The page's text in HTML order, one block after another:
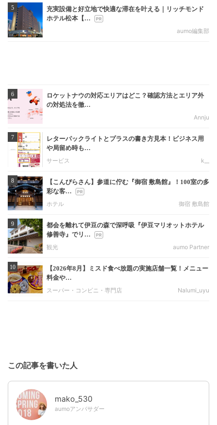
5
充実設備と好立地で快適な滞在を叶える｜リッチモンド
ホテル松本【…
aumo編集部
6
ロケットナウの対応エリアはどこ？確認方法とエリア外
の対処法を徹…
Annju
7
レターパックライトとプラスの書き方見本！ビジネス用
や局留め時も…
サービス
k__
8
【こんぴらさん】参道に佇む『御宿 敷島館』！100室の多
彩な客…
ホテル
御宿 敷島館
9
都会を離れて伊豆の森で深呼吸『伊豆マリオットホテル
修善寺』でリ…
観光
aumo Partner
10
【2026年8月】ミスド食べ放題の実施店舗一覧！メニュー
料金や…
スーパー・コンビニ・専門店
Nalumi_uyu
この記事を書いた人
mako_530
aumoアンバサダー